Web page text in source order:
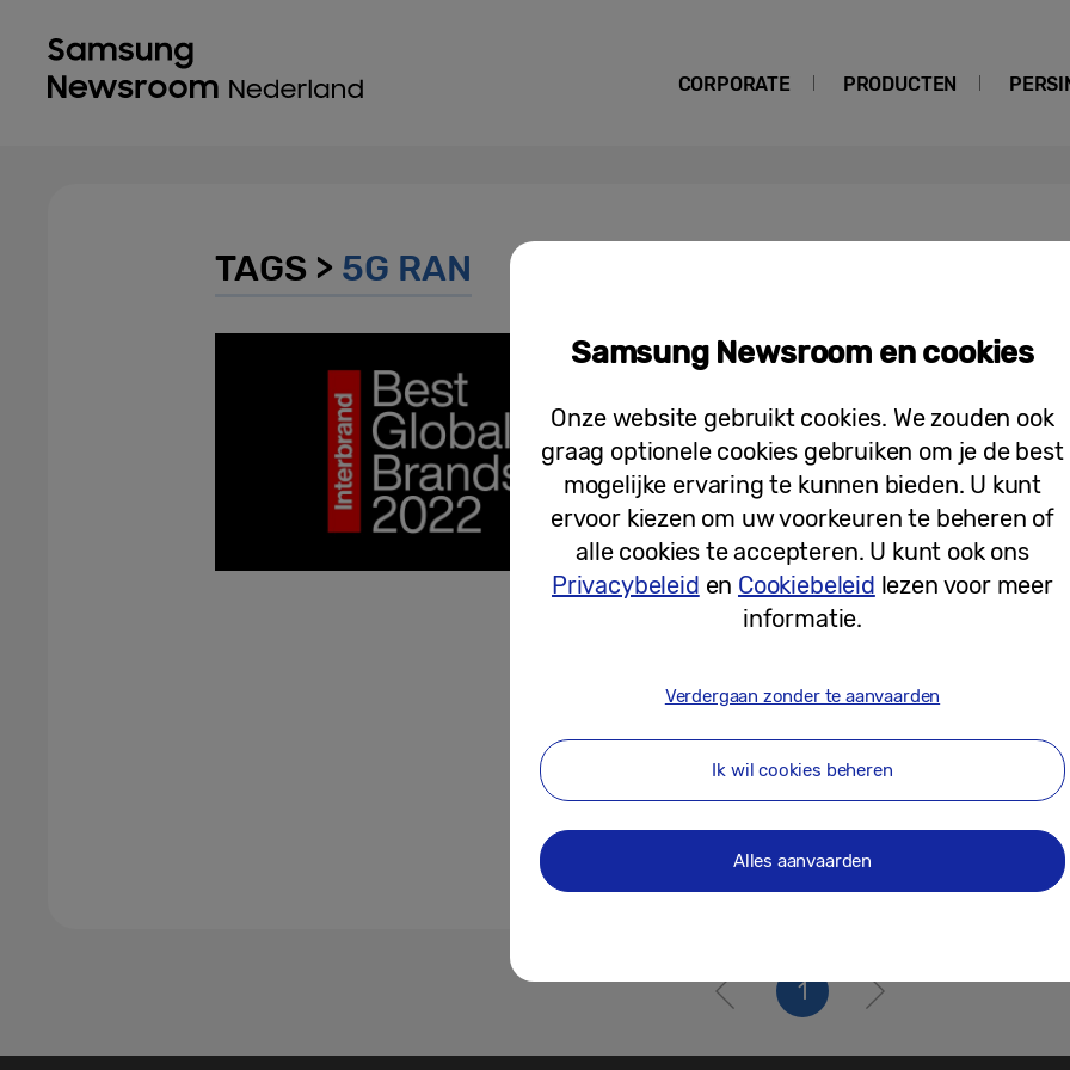
CORPORATE PRODUCTEN
TAGS > 5G RAN
Persberichten
Samsungs merkwaarde groeit met
07-11-2022
1
Samsung Newsroom en cookies
Onze website gebruikt cookies. We zouden ook
graag optionele cookies gebruiken om je de best
mogelijke ervaring te kunnen bieden. U kunt
ervoor kiezen om uw voorkeuren te beheren of
alle cookies te accepteren. U kunt ook ons
Privacybeleid en Cookiebeleid lezen voor meer
informatie.
Verdergaan zonder te aanvaarden
Ik wil cookies beheren
Alles aanvaarden